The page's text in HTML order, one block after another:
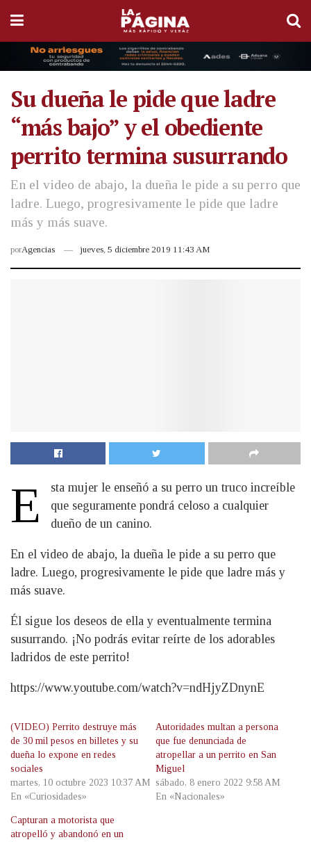
Su dueña le pide que ladre
“más bajo” y el obediente
perrito termina susurrando
En el video de abajo, la dueña le pide a su perro que
ladre. Luego, progresivamente le pide que ladre
más y más suave.
porAgencias jueves, 5 diciembre 2019 11:43 AM
E
sta mujer le enseñó a su perro un truco increíble
que seguramente pondrá celoso a cualquier
dueño de un canino.
En el video de abajo, la dueña le pide a su perro que
ladre. Luego, progresivamente le pide que ladre más y
más suave.
Él sigue los deseos de ella y eventualmente termina
susurrando. ¡No podrás evitar reírte de los adorables
ladridos de este perrito!
https://www.youtube.com/watch?v=ndHjyZDnynE
(VIDEO) Perrito destruye más
de 30 mil pesos en billetes y su
dueña lo expone en redes
sociales
martes, 10 octubre 2023 10:37 AM
En «Curiosidades»
Autoridades multan a persona
que fue denunciada de
atropellar a un perrito en San
Miguel
sábado, 8 enero 2022 9:58 AM
En «Nacionales»
Capturan a motorista que
atropelló y abandonó en un